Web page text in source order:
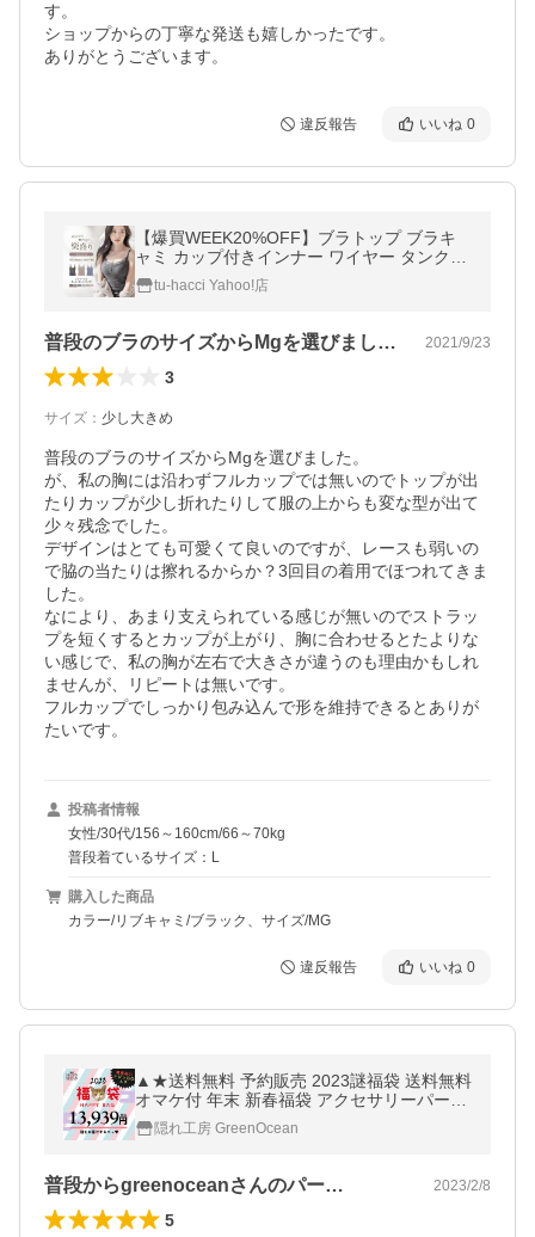
す。
ショップからの丁寧な発送も嬉しかったです。
ありがとうございます。
違反報告 いいね 0
【爆買WEEK20%OFF】ブラトップ ブラキ
ャミ カップ付きインナー ワイヤー タンクト
ップ キャミソール リブ レース ブラモネ 盛
れる ツーハッチ
tu-hacci Yahoo!店
普段のブラのサイズからMgを選びました… 2021/9/23
3
サイズ ： 少し大きめ
普段のブラのサイズからMgを選びました。
が、私の胸には沿わずフルカップでは無いのでトップが出
たりカップが少し折れたりして服の上からも変な型が出て
少々残念でした。
デザインはとても可愛くて良いのですが、レースも弱いの
で脇の当たりは擦れるからか？3回目の着用でほつれてきま
した。
なにより、あまり支えられている感じが無いのでストラッ
プを短くするとカップが上がり、胸に合わせるとたよりな
い感じで、私の胸が左右で大きさが違うのも理由かもしれ
ませんが、リピートは無いです。
フルカップでしっかり包み込んで形を維持できるとありが
たいです。
投稿者情報
女性/30代/156～160cm/66～70kg
普段着ているサイズ：L
購入した商品
カラー/リブキャミ/ブラック、サイズ/MG
違反報告 いいね 0
▲★送料無料 予約販売 2023謎福袋 送料無料
オマケ付 年末 新春福袋 アクセサリーパーツ
ハンドメイド レジン液 手芸 まさるの涙 お正
月 限定
隠れ工房 GreenOcean
普段からgreenoceanさんのパー… 2023/2/8
5